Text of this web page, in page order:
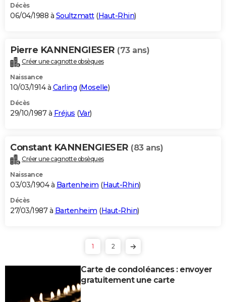
Décès
06/04/1988 à Soultzmatt(Haut-Rhin)
Pierre KANNENGIESER (73 ans)
Créer une cagnotte obsèques
Naissance
10/03/1914 à Carling (Moselle)
Décès
29/10/1987 à Fréjus (Var)
Constant KANNENGIESER (83 ans)
Créer une cagnotte obsèques
Naissance
03/03/1904 à Bartenheim (Haut-Rhin)
Décès
27/03/1987 à Bartenheim (Haut-Rhin)
1 2
Carte de condoléances : envoyer
gratuitement une carte